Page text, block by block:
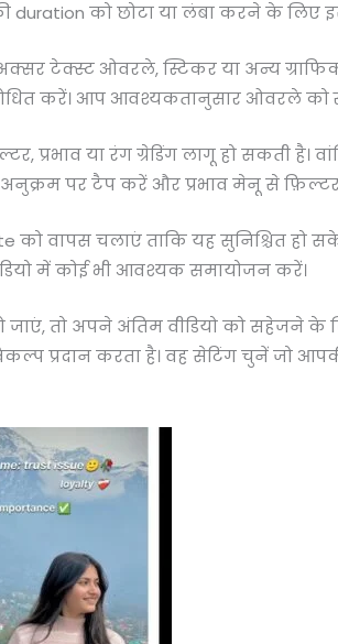
को छोटा या लंबा करने के लिए
टेक्स्ट ओवरले, स्टिकर या अन्य
करें। आप आवश्यकतानुसार ओवरले को
प्रभाव या रंग ग्रेडिंग लागू हो सकती है।
अनुक्रम पर टैप करें और प्रभाव मेनू से
को वापस चलाएं ताकि यह सुनिश्चित हो
में कोई भी आवश्यक समायोजन करें।
तो अपने अंतिम वीडियो को सहेजने के
विकल्प प्रदान करता है। वह सेटिंग चुनें